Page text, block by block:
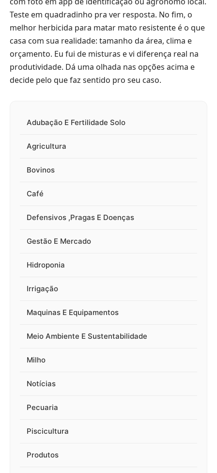
Teste em quadradinho pra ver resposta. No fim, o
melhor herbicida para matar mato resistente é o que
casa com sua realidade: tamanho da área, clima e
orçamento. Eu fui de misturas e vi diferença real na
produtividade. Dá uma olhada nas opções acima e
decide pelo que faz sentido pro seu caso.
Adubação E Fertilidade Solo
Agricultura
Bovinos
Café
Defensivos ,Pragas E Doenças
Gestão E Mercado
Hidroponia
Irrigação
Maquinas E Equipamentos
Meio Ambiente E Sustentabilidade
Milho
Notícias
Pecuaria
Piscicultura
Produtos